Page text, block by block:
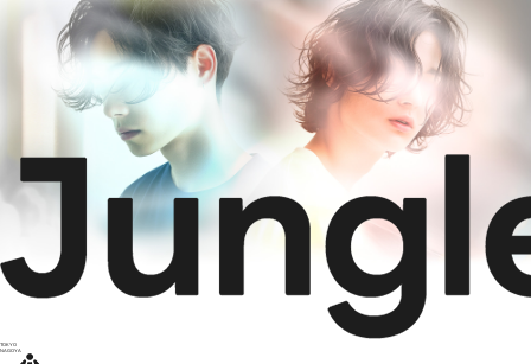
TOKYO
NAGOYA